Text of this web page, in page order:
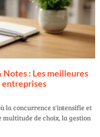
: Les meilleures
entreprises
la concurrence s'intensifie et
multitude de choix, la gestion